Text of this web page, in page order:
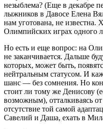
незыблема? (Еще в декабре
лыжников в Давосе Елена
нам уготована, не известна.
Олимпийских играх одного
Но есть и еще вопрос: на
не заканчивается. Дальше
которых, может быть,
нейтральным статусом. И
шанс — без сомнения. Но
стоит ли тому же Денисову
возможным), отталкиваясь
отсутствие той самой
Савелий и Даша, ехать в